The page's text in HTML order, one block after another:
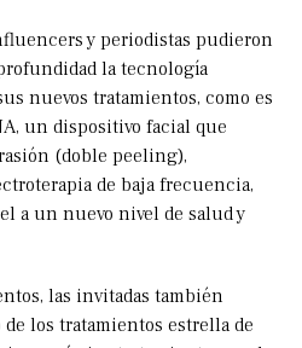
y periodistas pudieron
la tecnología
nuevos tratamientos, como es
un dispositivo facial que
(doble peeling),
de baja frecuencia,
a un nuevo nivel de salud y
las invitadas también
los tratamientos estrella de